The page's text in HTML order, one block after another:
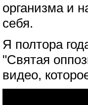
организма и
себя.
Я полтора
"Святая
видео,